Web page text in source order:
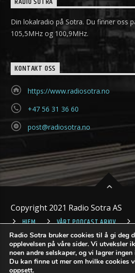
Din lokalradio på Sotra. Du finner oss
105,5MHz og 100,9MHz.
KONTAKT OSS
https://www.radiosotra.no
+47 56 31 36 60
post@radiosotra.no
Copyright 2021 Radio Sotra AS
HJEM
VÅRT PODCAST ARKIV
Radio Sotra bruker cookies til å gi deg
opplevelsen på våre sider. Vi utveksler
noen andre selskaper, og vi lagrer
Du kan finne ut mer om hvilke cookies
oppsett.